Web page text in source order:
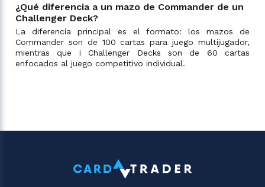
¿Qué diferencia a un mazo de Commander de un
Challenger Deck?
La diferencia principal es el formato: los mazos de
Commander son de 100 cartas para juego multijugador,
mientras que i Challenger Decks son de 60 cartas
enfocados al juego competitivo individual.